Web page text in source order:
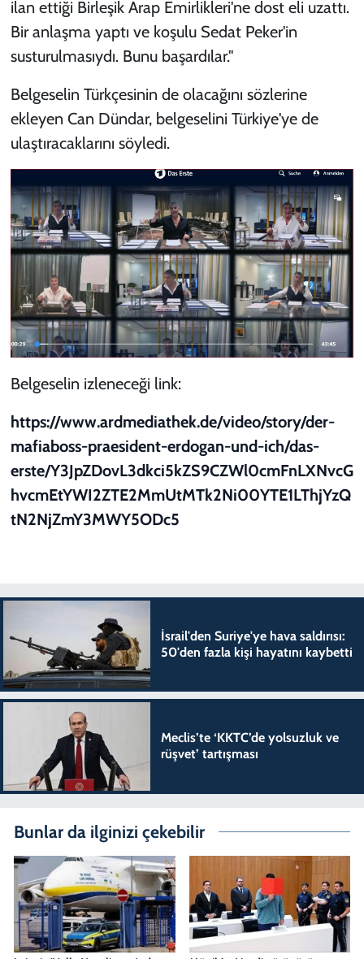
ilan ettiği Birleşik Arap Emirlikleri'ne dost eli uzattı.
Bir anlaşma yaptı ve koşulu Sedat Peker'in
susturulmasıydı. Bunu başardılar."
Belgeselin Türkçesinin de olacağını sözlerine
ekleyen Can Dündar, belgeselini Türkiye'ye de
ulaştıracaklarını söyledi.
Belgeselin izleneceği link:
https://www.ardmediathek.de/video/story/der-
mafiaboss-praesident-erdogan-und-ich/das-
erste/Y3JpZDovL3dkci5kZS9CZWl0cmFnLXNvcG
hvcmEtYWI2ZTE2MmUtMTk2Ni00YTE1LThjYzQ
tN2NjZmY3MWY5ODc5
İsrail'den Suriye'ye hava saldırısı:
50'den fazla kişi hayatını kaybetti
Meclis’te ‘KKTC’de yolsuzluk ve
rüşvet’ tartışması
Bunlar da ilginizi çekebilir